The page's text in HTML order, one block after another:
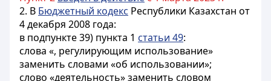
2. В Бюджетный кодекс Республики Казахстан от
4 декабря 2008 года:
в подпункте 39) пункта 1 статьи 49:
слова «, регулирующим использование»
заменить словами «об использовании»;
слово «деятельность» заменить словом